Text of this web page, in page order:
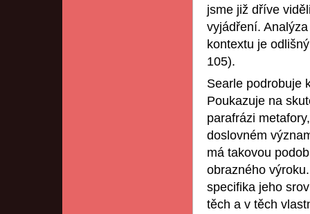
jsme již dříve
vyjádření.
kontextu je
105).
Searle podrobuje
Poukazuje na
parafrázi
doslovném
má takovou
obrazného
specifika jeho
těch a v těch